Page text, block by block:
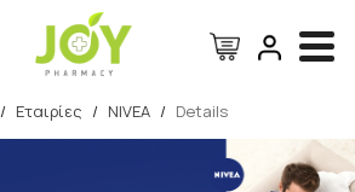
Αναζήτηση
/ Εταιρίες / NIVEA / Details